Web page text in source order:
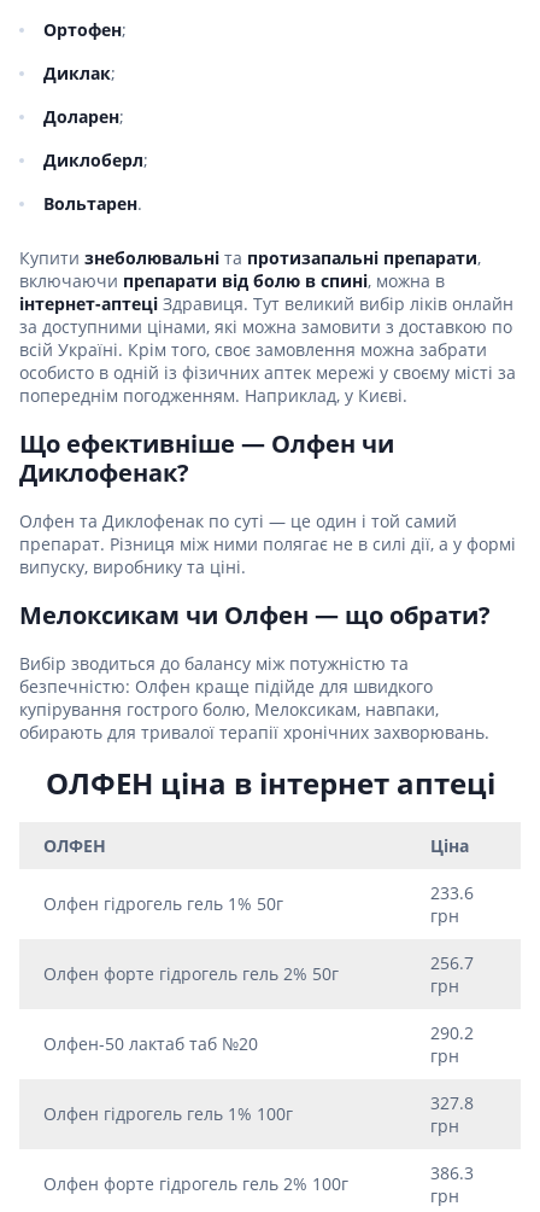
Ортофен;
Диклак;
Доларен;
Диклоберл;
Вольтарен.
Купити знеболювальні та протизапальні препарати,
включаючи препарати від болю в спині, можна в
інтернет-аптеці Здравиця. Тут великий вибір ліків онлайн
за доступними цінами, які можна замовити з доставкою по
всій Україні. Крім того, своє замовлення можна забрати
особисто в одній із фізичних аптек мережі у своєму місті за
попереднім погодженням. Наприклад, у Києві.
Що ефективніше — Олфен чи
Диклофенак?
Олфен та Диклофенак по суті — це один і той самий
препарат. Різниця між ними полягає не в силі дії, а у формі
випуску, виробнику та ціні.
Мелоксикам чи Олфен — що обрати?
Вибір зводиться до балансу між потужністю та
безпечністю: Олфен краще підійде для швидкого
купірування гострого болю, Мелоксикам, навпаки,
обирають для тривалої терапії хронічних захворювань.
ОЛФЕН ціна в інтернет аптеці
ОЛФЕН Ціна
Олфен гідрогель гель 1% 50г
233.6
грн
Олфен форте гідрогель гель 2% 50г
256.7
грн
Олфен-50 лактаб таб №20
290.2
грн
Олфен гідрогель гель 1% 100г
327.8
грн
Олфен форте гідрогель гель 2% 100г
386.3
грн